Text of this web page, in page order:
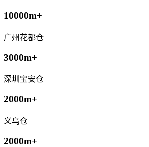
10000m+
广州花都仓
3000m+
深圳宝安仓
2000m+
义乌仓
2000m+